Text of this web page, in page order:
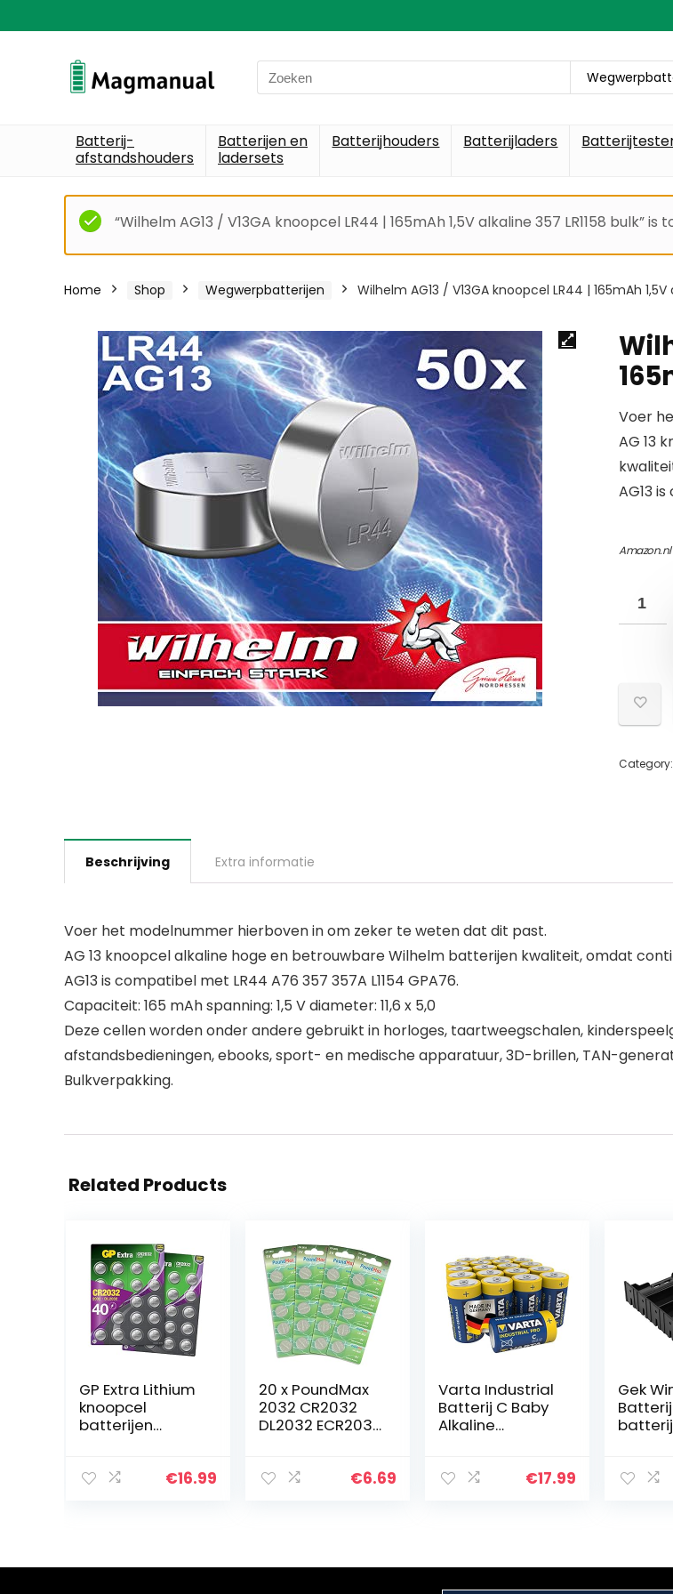
Search
for:
Batterij-
afstandshouders
Batterijen en
ladersets
Batterijhouders Batterijladers
“Wilhelm AG13 / V13GA knoopcel LR44 | 165mAh 1,5V alkaline 357 LR1158 bulk”
Home Shop Wegwerpbatterijen Wilhelm AG13 / V13GA knoopcel LR44 | 165mAh 1,5V
Voer
AG 13
AG13
Amazon.nl
Category:
Beschrijving Extra informatie
Voer het modelnummer hierboven in om zeker te weten dat dit past.
AG 13 knoopcel alkaline hoge en betrouwbare Wilhelm batterijen kwaliteit, omdat
AG13 is compatibel met LR44 A76 357 357A L1154 GPA76.
Capaciteit: 165 mAh spanning: 1,5 V diameter: 11,6 x 5,0
Deze cellen worden onder andere gebruikt in horloges, taartweegschalen,
afstandsbedieningen, ebooks, sport- en medische apparatuur, 3D-brillen, TAN-
Bulkverpakking.
Related Products
GP Extra Lithium
knoopcel
batterijen
knoopcellen€16.99
20 x PoundMax
2032 CR2032
DL2032 ECR2032
en
€6.69
Varta Industrial
Batterij C Baby
Alkaline
20 stuks, Blauw
€17.99
Gek